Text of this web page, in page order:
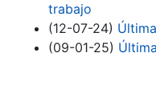
Mostra/Amaga
trabajo
(12-07-24)
(09-01-25)